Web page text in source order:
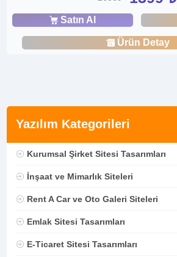
Yazılım Kategorileri
Kurumsal Şirket Sitesi Tasarımları
İnşaat ve Mimarlık Siteleri
Rent A Car ve Oto Galeri Siteleri
Emlak Sitesi Tasarımları
E-Ticaret Sitesi Tasarımları
Satın Al
Ürün Detay